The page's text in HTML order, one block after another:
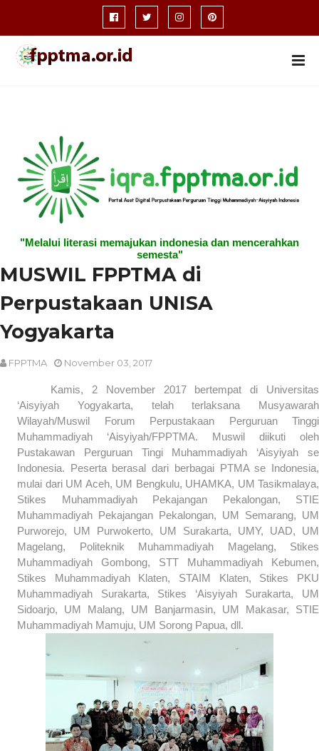
"Melalui literasi memajukan indonesia dan mencerahkan
semesta"
MUSWIL FPPTMA di
Perpustakaan UNISA
Yogyakarta
FPPTMA November 03, 2017
Kamis, 2 November 2017 bertempat di Universitas
‘Aisyiyah Yogyakarta, telah terlaksana Musyawarah
Wilayah/Muswil Forum Perpustakaan Perguruan Tinggi
Muhammadiyah ‘Aisyiyah/FPPTMA. Muswil diikuti oleh
Pustakawan Perguruan Tingi Muhammadiyah ‘Aisyiyah se
Indonesia. Peserta berasal dari berbagai PTMA se Indonesia,
mulai dari UM Aceh, UM Bengkulu, UHAMKA, UM Tasikmalaya,
Stikes Muhammadiyah Pekajangan Pekalongan, STIE
Muhammadiyah Pekajangan Pekalongan, UM Semarang, UM
Purworejo, UM Purwokerto, UM Surakarta, UMY, UAD, UM
Magelang, Politeknik Muhammadiyah Magelang, Stikes
Muhammadiyah Gombong, STT Muhammadiyah Kebumen,
Stikes Muhammadiyah Klaten, STAIM Klaten, Stikes PKU
Muhammadiyah Surakarta, Stikes ‘Aisyiyah Surakarta, UM
Sidoarjo, UM Malang, UM Banjarmasin, UM Makasar, STIE
Muhammadiyah Mamuju, UM Sorong Papua, dll.